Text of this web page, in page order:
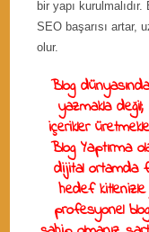
bir yapı
SEO başarısı artar,
olur.
Blog
yazmakla
içerikler
Blog Yaptırma
dijital ortamda
hedef
profesyonel